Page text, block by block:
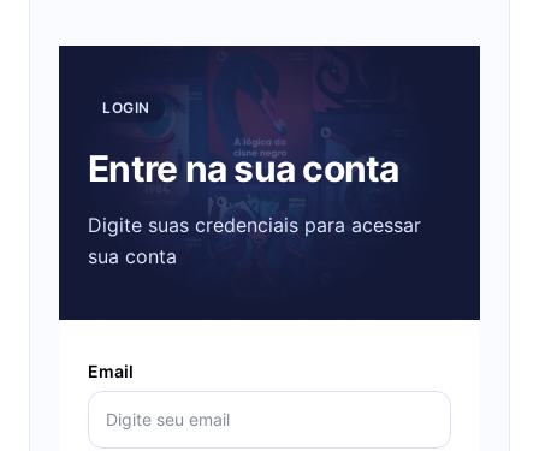
LOGIN
Entre na sua conta
Digite suas credenciais para acessar
sua conta
Email